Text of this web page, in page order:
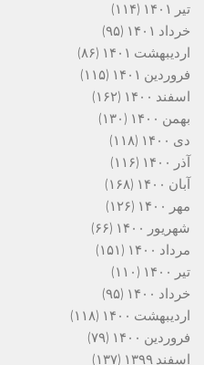
تیر ۱۴۰۱
(۱۱۴)
خرداد ۱۴۰۱
(۹۵)
اردیبهشت ۱۴۰۱
(۸۶)
فروردین ۱۴۰۱
(۱۱۵)
اسفند ۱۴۰۰
(۱۶۲)
بهمن ۱۴۰۰
(۱۳۰)
دی ۱۴۰۰
(۱۱۸)
آذر ۱۴۰۰
(۱۱۶)
آبان ۱۴۰۰
(۱۶۸)
مهر ۱۴۰۰
(۱۲۶)
شهریور ۱۴۰۰
(۶۶)
مرداد ۱۴۰۰
(۱۵۱)
تیر ۱۴۰۰
(۱۱۰)
خرداد ۱۴۰۰
(۹۵)
اردیبهشت ۱۴۰۰
(۱۱۸)
فروردین ۱۴۰۰
(۷۹)
اسفند ۱۳۹۹
(۱۳۷)